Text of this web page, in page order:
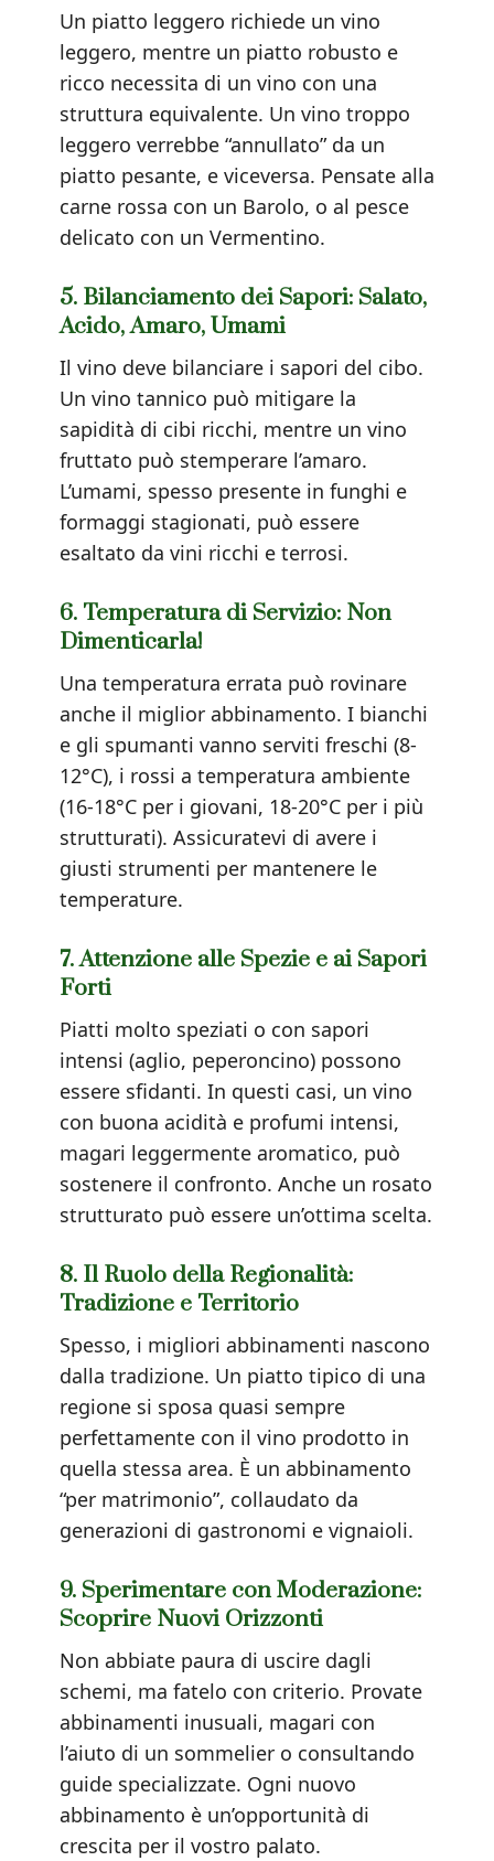
Un piatto leggero richiede un vino
leggero, mentre un piatto robusto e
ricco necessita di un vino con una
struttura equivalente. Un vino troppo
leggero verrebbe “annullato” da un
piatto pesante, e viceversa. Pensate alla
carne rossa con un Barolo, o al pesce
delicato con un Vermentino.
5. Bilanciamento dei Sapori: Salato,
Acido, Amaro, Umami
Il vino deve bilanciare i sapori del cibo.
Un vino tannico può mitigare la
sapidità di cibi ricchi, mentre un vino
fruttato può stemperare l’amaro.
L’umami, spesso presente in funghi e
formaggi stagionati, può essere
esaltato da vini ricchi e terrosi.
6. Temperatura di Servizio: Non
Dimenticarla!
Una temperatura errata può rovinare
anche il miglior abbinamento. I bianchi
e gli spumanti vanno serviti freschi (8-
12°C), i rossi a temperatura ambiente
(16-18°C per i giovani, 18-20°C per i più
strutturati). Assicuratevi di avere i
giusti strumenti per mantenere le
temperature.
7. Attenzione alle Spezie e ai Sapori
Forti
Piatti molto speziati o con sapori
intensi (aglio, peperoncino) possono
essere sfidanti. In questi casi, un vino
con buona acidità e profumi intensi,
magari leggermente aromatico, può
sostenere il confronto. Anche un rosato
strutturato può essere un’ottima scelta.
8. Il Ruolo della Regionalità:
Tradizione e Territorio
Spesso, i migliori abbinamenti nascono
dalla tradizione. Un piatto tipico di una
regione si sposa quasi sempre
perfettamente con il vino prodotto in
quella stessa area. È un abbinamento
“per matrimonio”, collaudato da
generazioni di gastronomi e vignaioli.
9. Sperimentare con Moderazione:
Scoprire Nuovi Orizzonti
Non abbiate paura di uscire dagli
schemi, ma fatelo con criterio. Provate
abbinamenti inusuali, magari con
l’aiuto di un sommelier o consultando
guide specializzate. Ogni nuovo
abbinamento è un’opportunità di
crescita per il vostro palato.